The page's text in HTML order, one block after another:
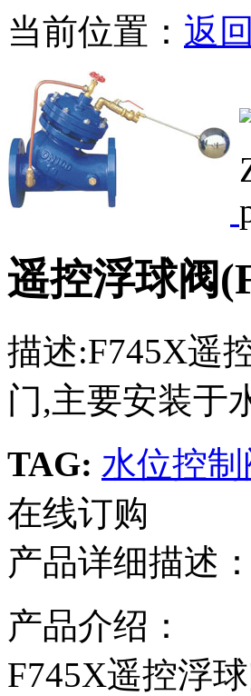
当前位置： 返
遥控浮球阀
描述:F745X遥
门,主要安装于
TAG: 水位控制
在线订购
产品详细描述：
产品介绍：
F745X遥控浮